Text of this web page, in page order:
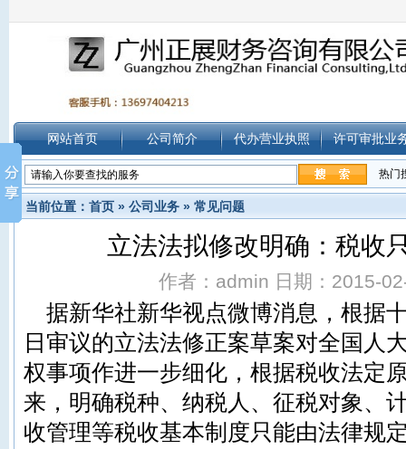
网站首页 公司简介 代办营业执照 许可审批业
热门
当前位置： 首页 » 公司业务 » 常见问题
立法法拟修改明确：税收
作者：admin 日期：2015-
据新华社新华视点微博消息，根据
日审议的立法法修正案草案对全国人
权事项作进一步细化，根据税收法定
来，明确税种、纳税人、征税对象、
收管理等税收基本制度只能由法律规